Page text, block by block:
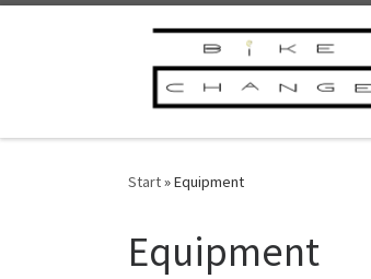
Zum Inhalt springen
Start»Equipment
Equipment